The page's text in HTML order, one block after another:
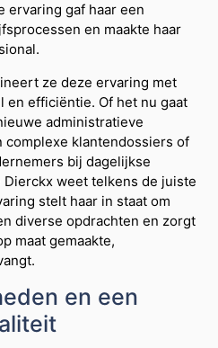
ervaring gaf haar een
en maakte haar
ze deze ervaring met
en efficiëntie. Of het nu gaat
administratieve
complexe klantendossiers of
bij dagelijkse
weet telkens de juiste
stelt haar in staat om
diverse opdrachten en zorgt
maat gemaakte,
en een